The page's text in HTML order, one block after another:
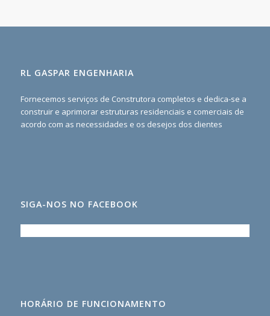
RL GASPAR ENGENHARIA
Fornecemos serviços de Construtora completos e dedica-se a
construir e aprimorar estruturas residenciais e comerciais de
acordo com as necessidades e os desejos dos clientes
SIGA-NOS NO FACEBOOK
HORÁRIO DE FUNCIONAMENTO